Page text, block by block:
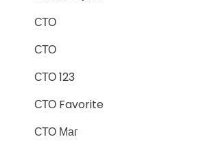
СТО
СТО
СТО 123
СТО Favorite
СТО Маг